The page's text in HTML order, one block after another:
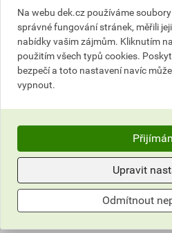
3 068,62 Kč
1 760,59Kč
cena za role s DPH
Vyberte si prodejnu
Skladem v (92) prodejnách
role
1 760,59 Kč celkem s DPH
3
Na webu dek.cz používáme
správné fungování stránek, měřili
nabídky vašim zájmům. Kliknutím
použitím všech typů cookies.
bezpečí a toto nastavení navíc
vypnout.
Upravit
Odmítnout